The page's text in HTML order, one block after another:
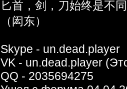
匕首，剑，刀始终是不
（闳东）
Skype - un.dead.player
VK - un.dead.player
QQ - 2035694275